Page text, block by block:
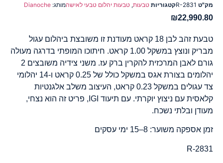
מק"ט R-2831קטגוריות טבעות, טבעות יהלום טבעי לאישהמותג: Dianoche
₪22,990.80
טבעת זהב לבן 18 קראט מעודנת זו משובצת ביהלום עגול
מבריק ונוצץ במשקל 1.00 קראט. חיתוכו המופתי בדרגה מעולה
גורם לאבן המרכזית להקרין ברק עז. משני צידיה משובצים 2
יהלומים בצורת אגס במשקל כולל של 0.25 קראט ו-14 יהלומי
צד עגולים במשקל 0.23 קראט, העיצוב משלב אלגנטיות
קלאסית עם ניצוץ יוקרתי. עם תיעוד IGI, פריט זה הוא נצחי,
מעודן ובלתי נשכח.
זמן אספקה משוער: 8–15 ימי עסקים
R-2831